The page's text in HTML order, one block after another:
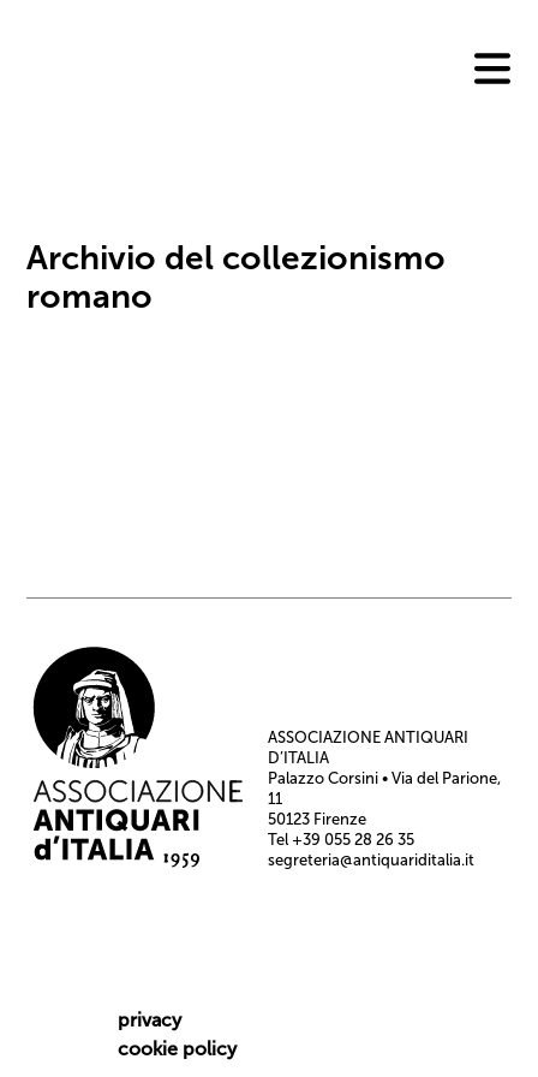
Archivio del collezionismo
romano
ASSOCIAZIONE ANTIQUARI
D’ITALIA
Palazzo Corsini • Via del Parione,
11
50123 Firenze
Tel +39 055 28 26 35
segreteria@antiquariditalia.it
privacy
cookie policy